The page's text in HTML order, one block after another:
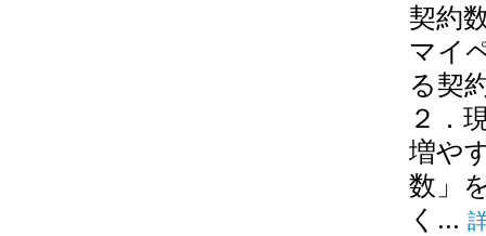
契約
マイ
る契
２．
増や
数」
く...